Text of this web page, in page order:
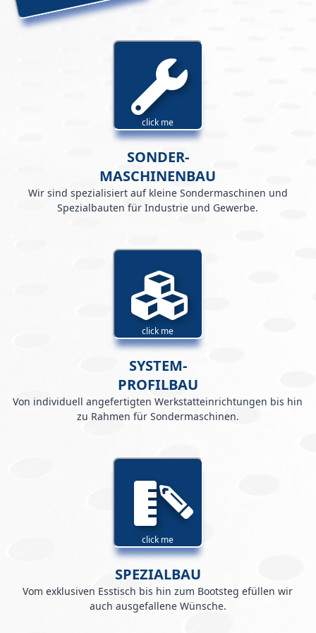
click me
SONDER-
MASCHINENBAU
Wir sind spezialisiert auf kleine Sondermaschinen und
Spezialbauten für Industrie und Gewerbe.
click me
SYSTEM-
PROFILBAU
Von individuell angefertigten Werkstatteinrichtungen bis hin
zu Rahmen für Sondermaschinen.
click me
SPEZIALBAU
Vom exklusiven Esstisch bis hin zum Bootsteg efüllen wir
auch ausgefallene Wünsche.